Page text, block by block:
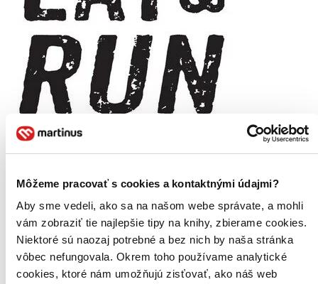
Môžeme pracovať s cookies a kontaktnými údajmi?
Aby sme vedeli, ako sa na našom webe správate, a mohli
vám zobraziť tie najlepšie tipy na knihy, zbierame cookies.
Niektoré sú naozaj potrebné a bez nich by naša stránka
vôbec nefungovala. Okrem toho používame analytické
cookies, ktoré nám umožňujú zisťovať, ako náš web
Eat and Run
EN